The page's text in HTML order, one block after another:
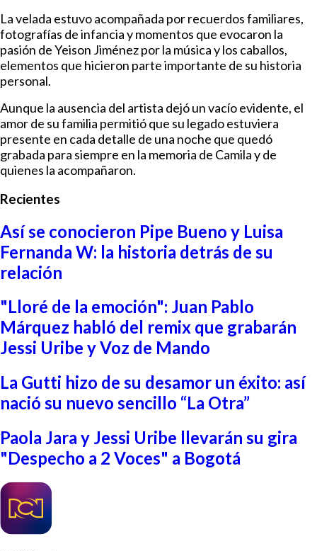
La velada estuvo acompañada por recuerdos familiares,
fotografías de infancia y momentos que evocaron la
pasión de Yeison Jiménez por la música y los caballos,
elementos que hicieron parte importante de su historia
personal.
Aunque la ausencia del artista dejó un vacío evidente, el
amor de su familia permitió que su legado estuviera
presente en cada detalle de una noche que quedó
grabada para siempre en la memoria de Camila y de
quienes la acompañaron.
Recientes
Así se conocieron Pipe Bueno y Luisa
Fernanda W: la historia detrás de su
relación
"Lloré de la emoción": Juan Pablo
Márquez habló del remix que grabarán
Jessi Uribe y Voz de Mando
La Gutti hizo de su desamor un éxito: así
nació su nuevo sencillo “La Otra”
Paola Jara y Jessi Uribe llevarán su gira
"Despecho a 2 Voces" a Bogotá